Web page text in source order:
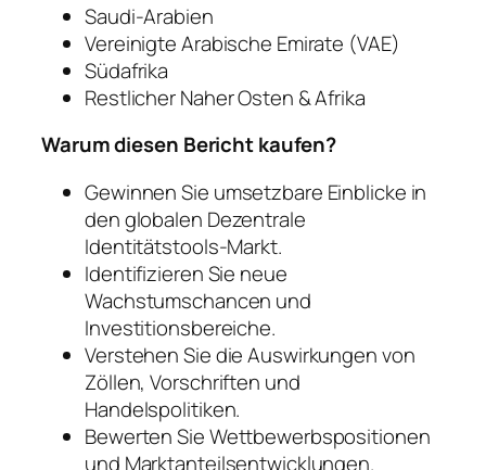
Saudi-Arabien
Vereinigte Arabische Emirate (VAE)
Südafrika
Restlicher Naher Osten & Afrika
Warum diesen Bericht kaufen?
Gewinnen Sie umsetzbare Einblicke in
den globalen Dezentrale
Identitätstools-Markt.
Identifizieren Sie neue
Wachstumschancen und
Investitionsbereiche.
Verstehen Sie die Auswirkungen von
Zöllen, Vorschriften und
Handelspolitiken.
Bewerten Sie Wettbewerbspositionen
und Marktanteilsentwicklungen.